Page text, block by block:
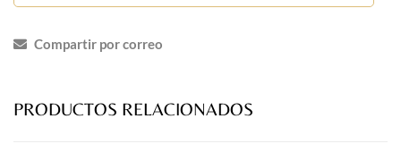
Compartir por correo
PRODUCTOS RELACIONADOS